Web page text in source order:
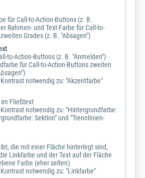
für Call-to-Action-Buttons (z. B.
Rahmen- und Text-Farbe für Call-to-
Grades (z. B. "Absagen")
to-Action-Buttons (z. B. "Anmelden")
für Call-to-Action-Buttons zweiten
notwendig zu: "Akzentfarbe"
im Fließtext
notwendig zu: "Hintergrundfarbe:
Sektion" und "Trennlinien-
die mit einer Fläche hinterlegt sind,
Linkfarbe und der Text auf der Fläche
Farbe (eher selten)
notwendig zu: "Linkfarbe"